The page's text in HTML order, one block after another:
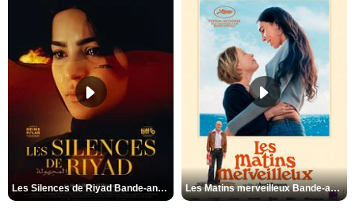
Les Silences de Riyad Bande-annonce VO STFR Les Matins merveilleux Bande-annonce VF